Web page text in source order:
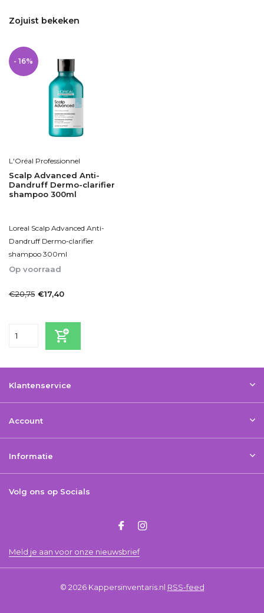
Zojuist bekeken
- 16%
L'Oréal Professionnel
Scalp Advanced Anti-
Dandruff Dermo-clarifier
shampoo 300ml
Loreal Scalp Advanced Anti-
Dandruff Dermo-clarifier
shampoo 300ml
Op voorraad
€20,75 €17,40
Klantenservice
Account
Informatie
Volg ons op Socials
Meld je aan voor onze nieuwsbrief
© 2026 Kappersinventaris.nl RSS-feed